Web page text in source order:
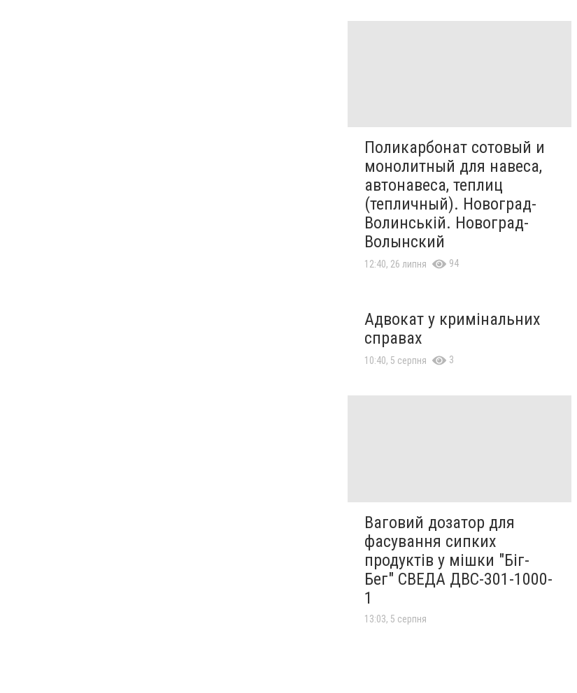
Поликарбонат сотовый и
монолитный для навеса,
автонавеса, теплиц
(тепличный). Новоград-
Волинській. Новоград-
Волынский
12:40, 26 липня 94
Адвокат у кримінальних
справах
10:40, 5 серпня 3
Ваговий дозатор для
фасування сипких
продуктів у мішки "Біг-
Бег" СВЕДА ДВС-301-1000-
1
13:03, 5 серпня